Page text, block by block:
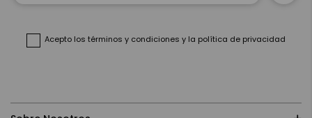
Acepto los términos y condiciones y la política de privacidad